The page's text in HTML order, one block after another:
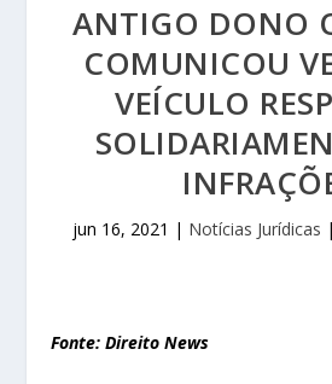
ANTIGO DONO
COMUNICOU
VEÍCULO
jun 16, 2021 | Notícias Jurídicas |
Fonte: Direito News